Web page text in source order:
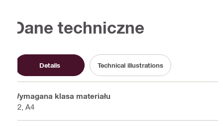
Dane techniczne
Details Technical illustrations
Wymagana klasa materiału
A2, A4